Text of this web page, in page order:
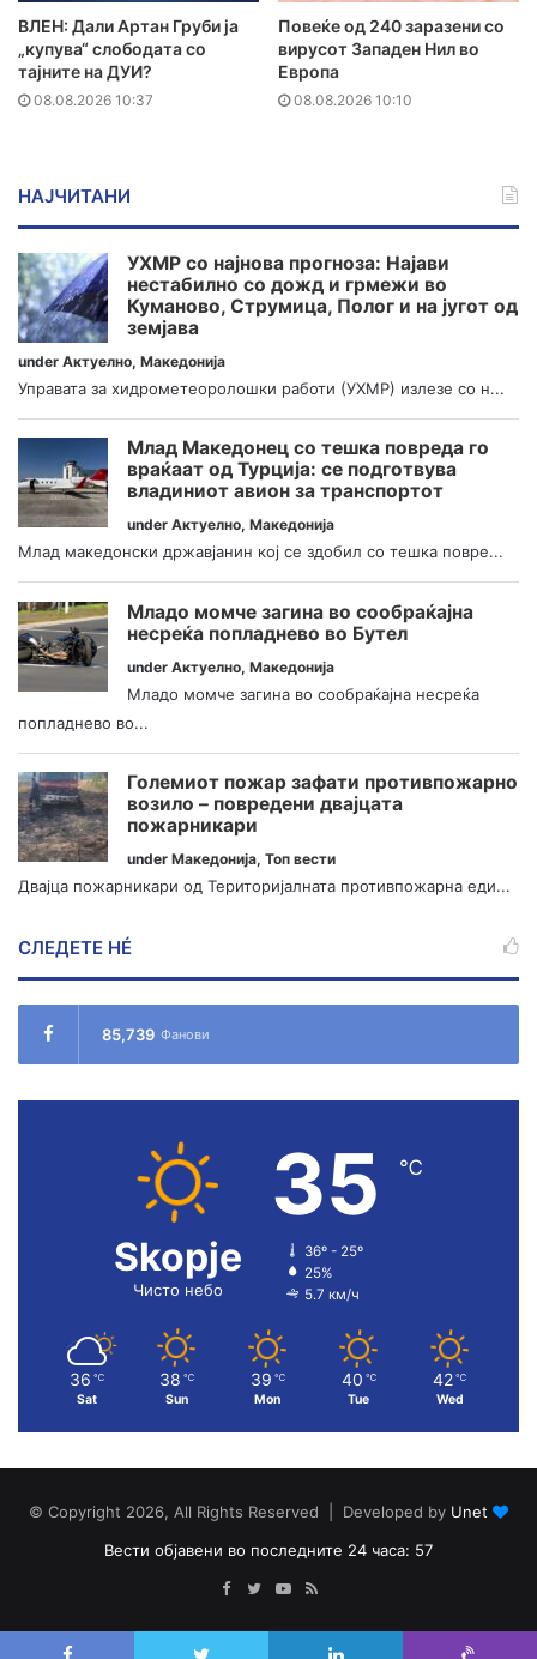
ВЛЕН: Дали Артан Груби ја
„купува“ слободата со
тајните на ДУИ?
08.08.2026 10:37
Повеќе од 240 заразени со
вирусот Западен Нил во
Европа
08.08.2026 10:10
НАЈЧИТАНИ
УХМР со најнова прогноза: Најави
нестабилно со дожд и грмежи во
Куманово, Струмица, Полог и на југот од
земјава
under Актуелно, Македонија
Управата за хидрометеоролошки работи (УХМР) излезе со н...
Млад Македонец со тешка повреда го
враќаат од Турција: се подготвува
владиниот авион за транспортот
under Актуелно, Македонија
Млад македонски државјанин кој се здобил со тешка повре...
Младо момче загина во сообраќајна
несреќа попладнево во Бутел
under Актуелно, Македонија
Младо момче загина во сообраќајна несреќа
попладнево во...
Големиот пожар зафати противпожарно
возило – повредени двајцата
пожарникари
under Македонија, Топ вести
Двајца пожарникари од Територијалната противпожарна еди...
СЛЕДЕТЕ НÉ
85,739 Фанови
Skopje
Чисто небо
35 ℃
36º - 25º
25%
5.7 км/ч
36 ℃
Sat
38 ℃
Sun
39 ℃
Mon
40 ℃
Tue
42 ℃
Wed
© Copyright 2026, All Rights Reserved | Developed by Unet
Вести објавени во последните 24 часа: 57
Facebook
TwitterYouTube
RSS